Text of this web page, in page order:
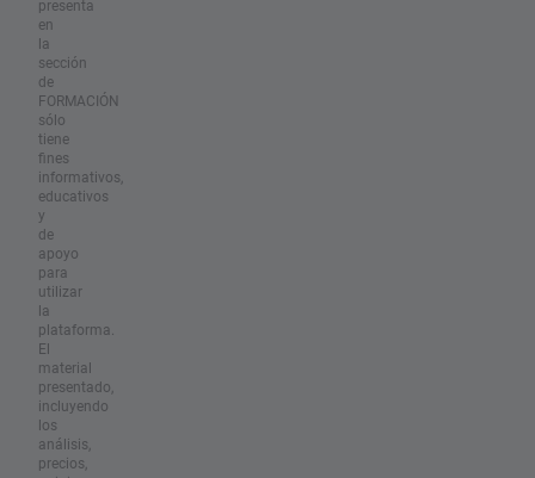
presenta
en
la
sección
de
FORMACIÓN
sólo
tiene
fines
informativos,
educativos
y
de
apoyo
para
utilizar
la
plataforma.
El
material
presentado,
incluyendo
los
análisis,
precios,